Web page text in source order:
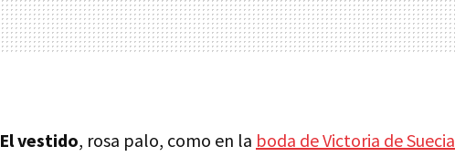
El vestido, rosa palo, como en la boda de Victoria de Suecia